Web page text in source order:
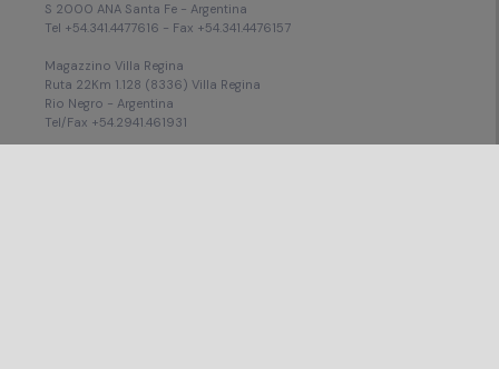
S 2000 ANA Santa Fe - Argentina
Tel +54.341.4477616 - Fax +54.341.4476157
Magazzino Villa Regina
Ruta 22Km 1.128 (8336) Villa Regina
Rio Negro - Argentina
Tel/Fax +54.2941.461931